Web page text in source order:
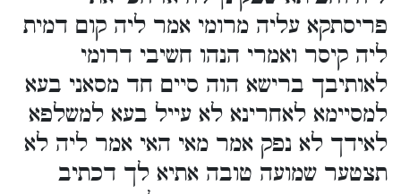
פריסתקא עליה מרומי אמר ליה קום דמית
ליה קיסר ואמרי הנהו חשיבי דרומי
לאותיבך ברישא הוה סיים חד מסאני בעא
למסיימא לאחרינא לא עייל בעא למשלפא
לאידך לא נפק אמר מאי האי אמר ליה לא
תצטער שמועה טובה אתיא לך דכתיב